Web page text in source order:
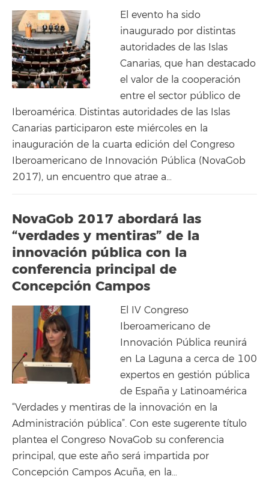
El evento ha sido
inaugurado por distintas
autoridades de las Islas
Canarias, que han destacado
el valor de la cooperación
entre el sector público de
Iberoamérica. Distintas autoridades de las Islas
Canarias participaron este miércoles en la
inauguración de la cuarta edición del Congreso
Iberoamericano de Innovación Pública (NovaGob
2017), un encuentro que atrae a…
NovaGob 2017 abordará las
“verdades y mentiras” de la
innovación pública con la
conferencia principal de
Concepción Campos
El IV Congreso
Iberoamericano de
Innovación Pública reunirá
en La Laguna a cerca de 100
expertos en gestión pública
de España y Latinoamérica
“Verdades y mentiras de la innovación en la
Administración pública”. Con este sugerente título
plantea el Congreso NovaGob su conferencia
principal, que este año será impartida por
Concepción Campos Acuña, en la…